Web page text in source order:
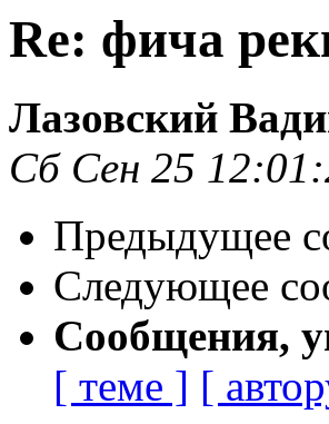
Re: фича
Лазовский
Сб Сен 25
Предыдущее
Следующее
Сообщения,
[ теме ] [